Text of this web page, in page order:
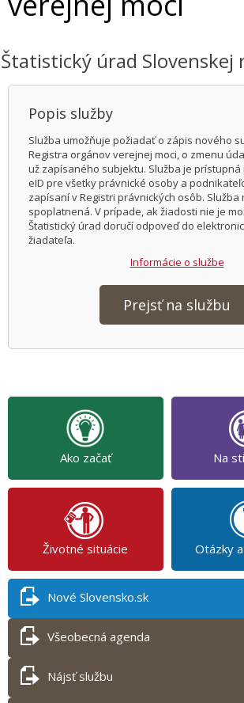
Štatistický úrad Slovenskej
Popis služby
Služba umožňuje požiadať o zápis nového
Registra orgánov verejnej moci, o zmenu
už zapísaného subjektu. Služba je
eID pre všetky právnické osoby a
zapísaní v Registri právnických osôb. Služba
spoplatnená. V prípade, ak žiadosti nie je
Štatistický úrad doručí odpoveď do
žiadateľa.
Informácie o službe
Prejsť na službu
Ako začať Na
Životné situácie Otázky
Nové Slovensko.sk
Všeobecná agenda
Nájsť službu